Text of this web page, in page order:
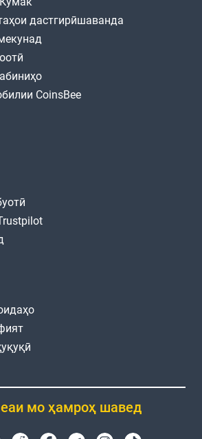
дастгирӣшаванда
CoinsBee
мо ҳамроҳ шавед